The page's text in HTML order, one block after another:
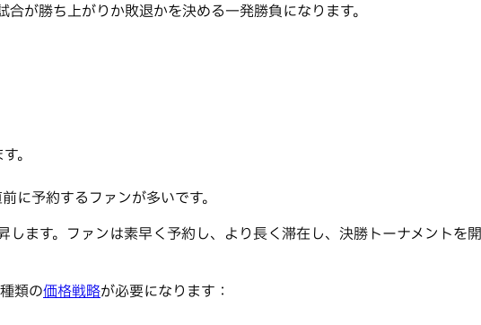
が勝ち上がりか敗退かを決める一発勝負になります。
。
に予約するファンが多いです。
します。ファンは素早く予約し、より長く滞在し、決勝トーナメント
類の価格戦略が必要になります：